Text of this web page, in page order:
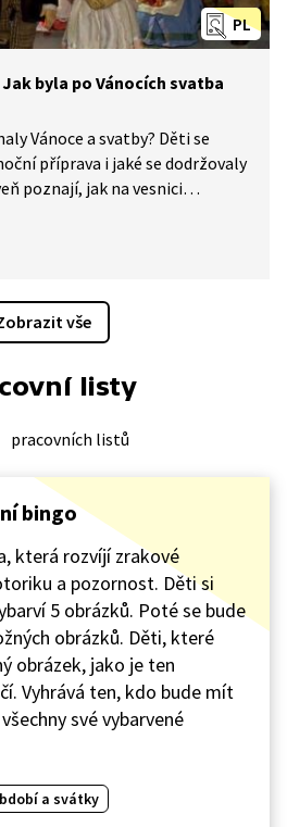
PL
byla po Vánocích svatba
Vánoce a svatby? Děti se
příprava i jaké se dodržovaly
poznají, jak na vesnici
žili na vsi skromné, ale veselé
na poetiku klasických
vše
listy
pracovních listů
bingo
která rozvíjí zrakové
a pozornost. Děti si
5 obrázků. Poté se bude
obrázků. Děti, které
obrázek, jako je ten
Vyhrává ten, kdo bude mít
své vybarvené
a svátky